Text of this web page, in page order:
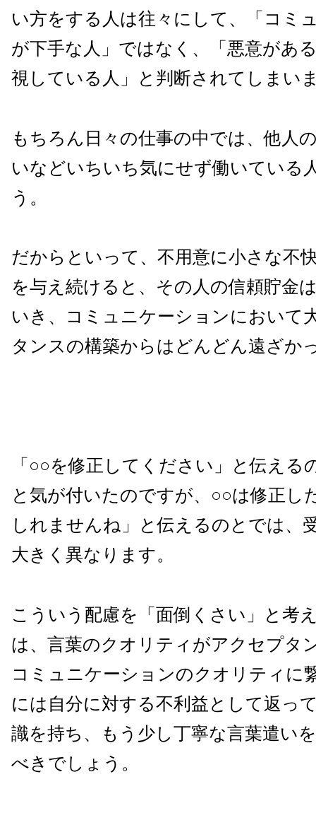
い方をする人は往々にして、「コミ
が下手な人」ではなく、「悪意があ
視している人」と判断されてしまい
もちろん日々の仕事の中では、他人
いなどいちいち気にせず働いている
う。
だからといって、不用意に小さな不
を与え続けると、その人の信頼貯金
いき、コミュニケーションにおいて
タンスの構築からはどんどん遠ざか
「○○を修正してください」と伝える
と気が付いたのですが、○○は修正し
しれませんね」と伝えるのとでは、
大きく異なります。
こういう配慮を「面倒くさい」と考
は、言葉のクオリティがアクセプタ
コミュニケーションのクオリティに
には自分に対する不利益として返っ
識を持ち、もう少し丁寧な言葉遣い
べきでしょう。